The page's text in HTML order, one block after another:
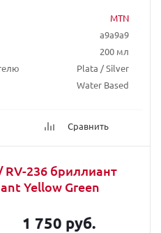
MTN
a9a9a9
200 мл
Plata / Silver
Water Based
Сравнить
RV-236 бриллиант
Yellow Green
1 750 руб.